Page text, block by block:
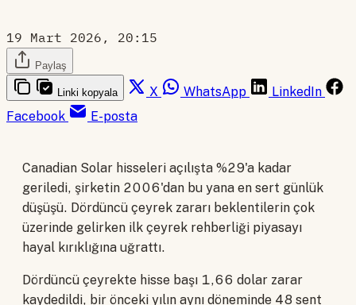
19 Mart 2026, 20:15
Paylaş
Linki kopyala X WhatsApp
LinkedIn
Facebook
E-posta
Canadian Solar hisseleri açılışta %29'a kadar
geriledi, şirketin 2006'dan bu yana en sert günlük
düşüşü. Dördüncü çeyrek zararı beklentilerin çok
üzerinde gelirken ilk çeyrek rehberliği piyasayı
hayal kırıklığına uğrattı.
Dördüncü çeyrekte hisse başı 1,66 dolar zarar
kaydedildi, bir önceki yılın aynı döneminde 48 sent